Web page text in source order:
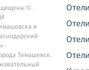
©.
и
-
Тимашевск.